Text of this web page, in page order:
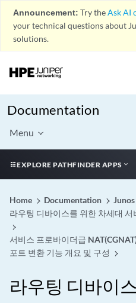
Announcement: Try theAsk AI
your technical questions about
solutions.
Documentation
Menu
EXPLORE PATHFINDER APPS
Home Documentation
Junos
라우팅 디바이스를 위한 차세대
서비스 프로바이더급
포트 변환 기능 개요 및 구성
라우팅 디바이